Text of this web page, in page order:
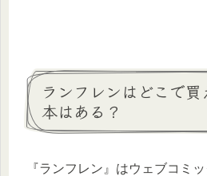
ランフレンはどこで
本はある？
『ランフレン』はウェブコミッ